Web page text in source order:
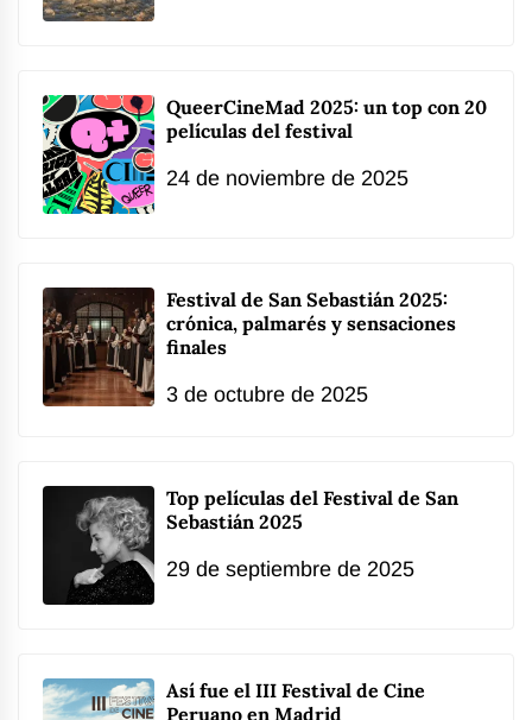
QueerCineMad 2025: un top con 20
películas del festival
24 de noviembre de 2025
Festival de San Sebastián 2025:
crónica, palmarés y sensaciones
finales
3 de octubre de 2025
Top películas del Festival de San
Sebastián 2025
29 de septiembre de 2025
Así fue el III Festival de Cine
Peruano en Madrid